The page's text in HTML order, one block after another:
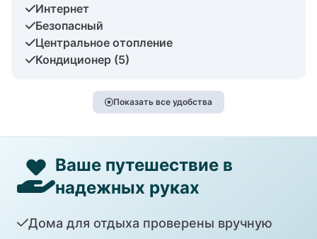
Интернет
Безопасный
Центральное отопление
Кондиционер (5)
Показать все удобства
Ваше путешествие в
надежных руках
Дома для отдыха проверены вручную